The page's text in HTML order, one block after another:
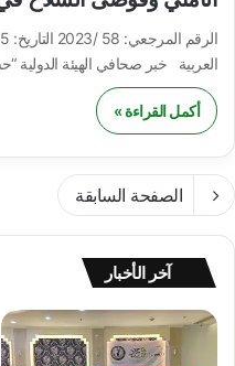
العربية خبر صحافي الهيئة الدولية
أكمل القراءة »
الصفحة السابقة
آخر الأخبار